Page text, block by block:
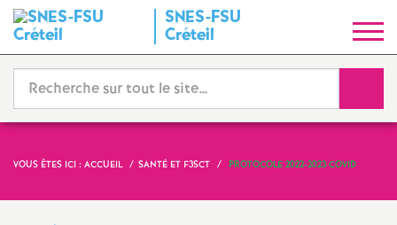
SNES-FSU
Créteil
y
n
d
i
VOUS ÊTES ICI : ACCUEIL SANTÉ ET F3SCT PROTOCOLE 2022-2023COVID